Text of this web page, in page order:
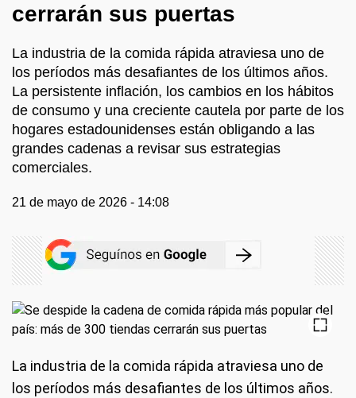
cerrarán sus puertas
La industria de la comida rápida atraviesa uno de
los períodos más desafiantes de los últimos años.
La persistente inflación, los cambios en los hábitos
de consumo y una creciente cautela por parte de los
hogares estadounidenses están obligando a las
grandes cadenas a revisar sus estrategias
comerciales.
21 de mayo de 2026 - 14:08
La industria de la comida rápida atraviesa uno de
los períodos más desafiantes de los últimos años.